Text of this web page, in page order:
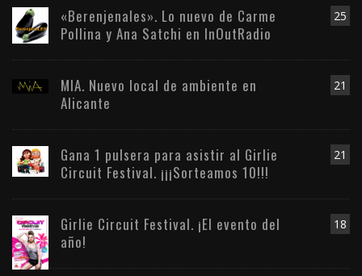
25
«Berenjenales». Lo nuevo de Carme
Pollina y Ana Satchi en InOutRadio
21
MIA. Nuevo local de ambiente en
Alicante
21
Gana 1 pulsera para asistir al Girlie
Circuit Festival. ¡¡¡Sorteamos 10!!!
18
Girlie Circuit Festival. ¡El evento del
año!